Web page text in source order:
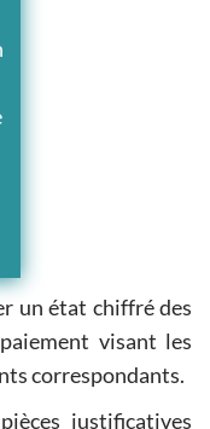
un état chiffré des
visant les
correspondants.
justificatives